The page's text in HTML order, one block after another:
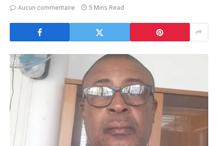
Aucun commentaire
5 Mins Read